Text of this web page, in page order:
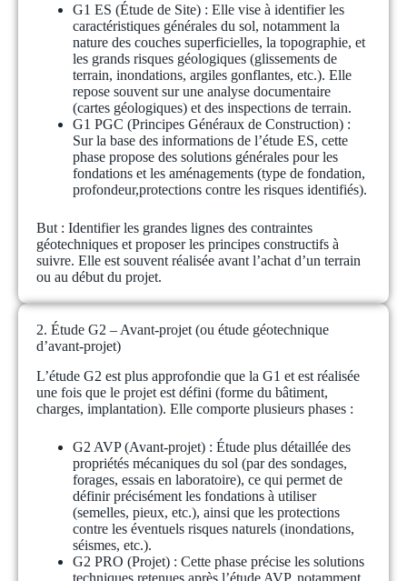
G1 ES (Étude de Site) : Elle vise à identifier les
caractéristiques générales du sol, notamment la
nature des couches superficielles, la topographie, et
les grands risques géologiques (glissements de
terrain, inondations, argiles gonflantes, etc.). Elle
repose souvent sur une analyse documentaire
(cartes géologiques) et des inspections de terrain.
G1 PGC (Principes Généraux de Construction) :
Sur la base des informations de l’étude ES, cette
phase propose des solutions générales pour les
fondations et les aménagements (type de fondation,
profondeur,protections contre les risques identifiés).
But : Identifier les grandes lignes des contraintes
géotechniques et proposer les principes constructifs à
suivre. Elle est souvent réalisée avant l’achat d’un terrain
ou au début du projet.
2. Étude G2 – Avant-projet (ou étude géotechnique
d’avant-projet)
L’étude G2 est plus approfondie que la G1 et est réalisée
une fois que le projet est défini (forme du bâtiment,
charges, implantation). Elle comporte plusieurs phases :
G2 AVP (Avant-projet) : Étude plus détaillée des
propriétés mécaniques du sol (par des sondages,
forages, essais en laboratoire), ce qui permet de
définir précisément les fondations à utiliser
(semelles, pieux, etc.), ainsi que les protections
contre les éventuels risques naturels (inondations,
séismes, etc.).
G2 PRO (Projet) : Cette phase précise les solutions
techniques retenues après l’étude AVP, notamment